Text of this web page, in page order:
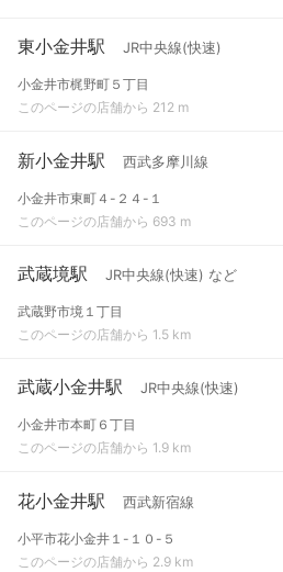
東小金井駅 JR中央線(快速)
小金井市梶野町５丁目
このページの店舗から 212 m
新小金井駅 西武多摩川線
小金井市東町４-２４-１
このページの店舗から 693 m
武蔵境駅 JR中央線(快速) など
武蔵野市境１丁目
このページの店舗から 1.5 km
武蔵小金井駅 JR中央線(快速)
小金井市本町６丁目
このページの店舗から 1.9 km
花小金井駅 西武新宿線
小平市花小金井１-１０-５
このページの店舗から 2.9 km